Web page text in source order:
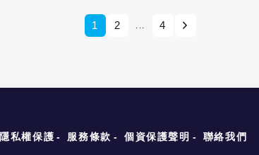
呼擁抱，西班牙國旗高高飄揚。巴勒斯坦
漫畫家更以西班牙球員高舉巴勒斯坦國旗
萬人死亡、17.3萬人受傷。西班牙不僅
加對巴勒斯坦的援助。相較之下，阿根廷
總統米萊（Javier Milei）堅定支持以
梅西賽後主動與亞馬爾相擁致意。而這個
擁抱之所以格外動人，背後還藏著一段橫
中他懷裡抱著、一邊幫忙洗澡的6個月大
手身分相遇，從一張慈善照片走到世界足
壇最高殿堂，被外界形容是「命運寫下的
挺進決賽，更有機會在冠軍戰後一舉囊括
世界盃多項個人榮譽。 阿根廷小組賽三
阿根廷2比0取勝；小組賽最後一戰則以
1 2 ... 4
隱私權保護 服務條款 個資保護聲明 聯絡我們